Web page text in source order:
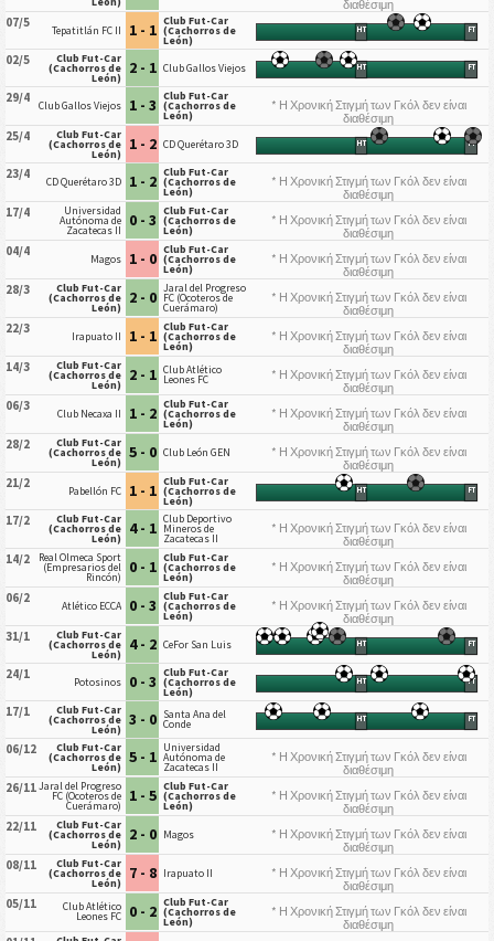
διαθέσιμη
07/5
Tepatitlán FC II 1 - 1 Club Fut-Car
(Cachorros de
León)
HT FT
02/5 Club Fut-Car
(Cachorros de
León) 2 - 1 Club Gallos Viejos HT FT
29/4 Club Gallos Viejos 1 - 3 Club Fut-Car
(Cachorros de
León)
* Η Χρονική Στιγμή των Γκόλ δεν είναι
διαθέσιμη
25/4
Club Fut-Car
(Cachorros de
León) 1 - 2 CD Querétaro 3D HT FT
23/4 CD Querétaro 3D 1 - 2 Club Fut-Car
(Cachorros de
León)
* Η Χρονική Στιγμή των Γκόλ δεν είναι
διαθέσιμη
17/4
Universidad
Autónoma de
Zacatecas II 0 - 3 Club Fut-Car
(Cachorros de
León)
* Η Χρονική Στιγμή των Γκόλ δεν είναι
διαθέσιμη
04/4
Magos 1 - 0 Club Fut-Car
(Cachorros de
León)
* Η Χρονική Στιγμή των Γκόλ δεν είναι
διαθέσιμη
28/3
Club Fut-Car
(Cachorros de
León) 2 - 0 Jaral del Progreso
FC (Ocoteros de
Cuerámaro)
* Η Χρονική Στιγμή των Γκόλ δεν είναι
διαθέσιμη
22/3
Irapuato II 1 - 1 Club Fut-Car
(Cachorros de
León)
* Η Χρονική Στιγμή των Γκόλ δεν είναι
διαθέσιμη
14/3
Club Fut-Car
(Cachorros de
León) 2 - 1 Club Atlético
Leones FC
* Η Χρονική Στιγμή των Γκόλ δεν είναι
διαθέσιμη
06/3
Club Necaxa II 1 - 2 Club Fut-Car
(Cachorros de
León)
* Η Χρονική Στιγμή των Γκόλ δεν είναι
διαθέσιμη
28/2
Club Fut-Car
(Cachorros de
León) 5 - 0 Club León GEN
* Η Χρονική Στιγμή των Γκόλ δεν είναι
διαθέσιμη
21/2
Pabellón FC 1 - 1 Club Fut-Car
(Cachorros de
León)
HT FT
17/2 Club Fut-Car
(Cachorros de
León) 4 - 1 Club Deportivo
Mineros de
Zacatecas II
* Η Χρονική Στιγμή των Γκόλ δεν είναι
διαθέσιμη
14/2
Real Olmeca Sport
(Empresarios del
Rincón) 0 - 1 Club Fut-Car
(Cachorros de
León)
* Η Χρονική Στιγμή των Γκόλ δεν είναι
διαθέσιμη
06/2
Atlético ECCA 0 - 3 Club Fut-Car
(Cachorros de
León)
* Η Χρονική Στιγμή των Γκόλ δεν είναι
διαθέσιμη
31/1
Club Fut-Car
(Cachorros de
León) 4 - 2 CeFor San Luis HT FT
24/1 Potosinos 0 - 3 Club Fut-Car
(Cachorros de
León)
HT FT
17/1 Club Fut-Car
(Cachorros de
León) 3 - 0 Santa Ana del
Conde HT FT
06/12 Club Fut-Car
(Cachorros de
León) 5 - 1 Universidad
Autónoma de
Zacatecas II
* Η Χρονική Στιγμή των Γκόλ δεν είναι
διαθέσιμη
26/11Jaral del Progreso
FC (Ocoteros de
Cuerámaro) 1 - 5 Club Fut-Car
(Cachorros de
León)
* Η Χρονική Στιγμή των Γκόλ δεν είναι
διαθέσιμη
22/11
Club Fut-Car
(Cachorros de
León) 2 - 0 Magos
* Η Χρονική Στιγμή των Γκόλ δεν είναι
διαθέσιμη
08/11
Club Fut-Car
(Cachorros de
León) 7 - 8 Irapuato II
* Η Χρονική Στιγμή των Γκόλ δεν είναι
διαθέσιμη
05/11
Club Atlético
Leones FC 0 - 2 Club Fut-Car
(Cachorros de
León)
* Η Χρονική Στιγμή των Γκόλ δεν είναι
διαθέσιμη